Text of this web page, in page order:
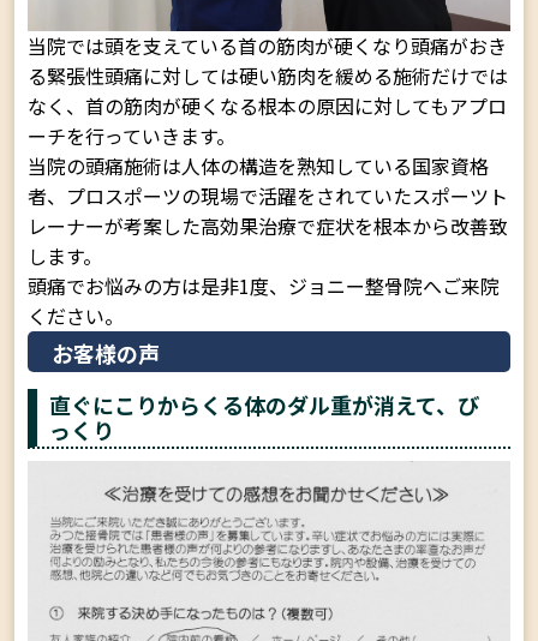
当院では頭を支えている首の筋肉が硬くなり頭痛がおき
る緊張性頭痛に対しては硬い筋肉を緩める施術だけでは
なく、首の筋肉が硬くなる根本の原因に対してもアプロ
ーチを行っていきます。
当院の頭痛施術は人体の構造を熟知している国家資格
者、プロスポーツの現場で活躍をされていたスポーツト
レーナーが考案した高効果治療で症状を根本から改善致
します。
頭痛でお悩みの方は是非1度、ジョニー整骨院へご来院
ください。
お客様の声
直ぐにこりからくる体のダル重が消えて、び
っくり